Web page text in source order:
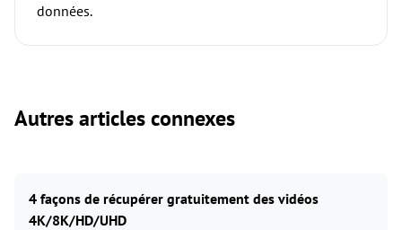
données.
Autres articles connexes
4 façons de récupérer gratuitement des vidéos
4K/8K/HD/UHD